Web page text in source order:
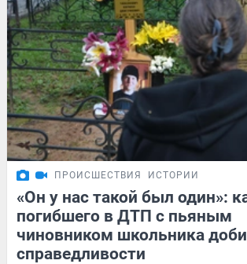
ПРОИСШЕСТВИЯ ИСТОРИИ
«Он у нас такой был один»:
погибшего в ДТП с пьяным
чиновником школьника
справедливости